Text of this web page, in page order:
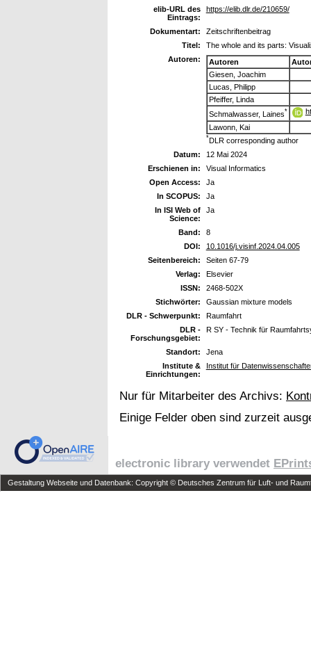
elib-URL des
Eintrags:
https://elib.dlr.de/210659/
Dokumentart:
Zeitschriftenbeitrag
Titel:
The whole and its parts:
Autoren:
Autoren
Giesen, Joachim
Lucas, Philipp
Pfeiffer, Linda
Schmalwasser, Laines*
Lawonn, Kai
*DLR corresponding author
Datum:
12 Mai 2024
Erschienen in:
Visual Informatics
Open Access:
Ja
In SCOPUS:
Ja
In ISI Web of
Science:
Ja
Band:
8
DOI:
10.1016/j.visinf.2024.04.005
Seitenbereich:
Seiten 67-79
Verlag:
Elsevier
ISSN:
2468-502X
Stichwörter:
Gaussian mixture models
DLR - Schwerpunkt:
Raumfahrt
DLR -
Forschungsgebiet:
R SY - Technik für
Standort:
Jena
Institute &
Einrichtungen:
Institut für
Nur für Mitarbeiter des Archivs:
Einige Felder oben sind zurzeit
electronic library verwendet
Gestaltung Webseite und Datenbank: Copyright © Deutsches Zentrum für Luft- und